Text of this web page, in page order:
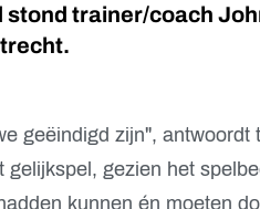
trainer/coach
geëindigd zijn",
gelijkspel, gezien het
kunnen én moeten